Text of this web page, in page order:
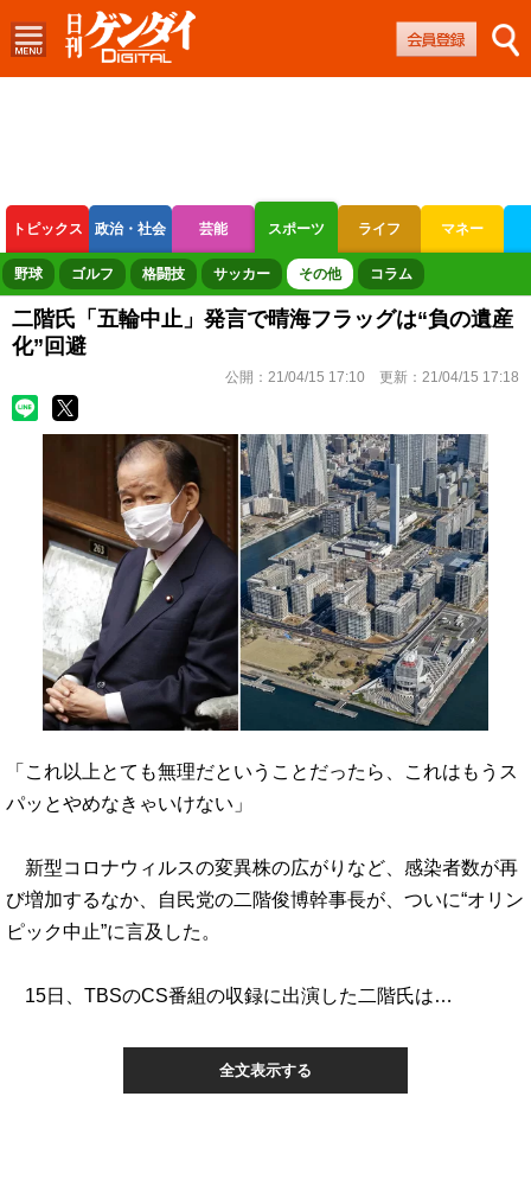
トピックス 政治・社会 芸能 スポーツ ライフ マネー
ボートレース 競輪 オートレース
野球 ゴルフ 格闘技 サッカー その他 コラム
二階氏「五輪中止」発言で晴海フラッグは“負の遺産
化”回避
公開： 21/04/15 17:10 更新： 21/04/15 17:18
「これ以上とても無理だということだったら、これはもうス
パッとやめなきゃいけない」
新型コロナウィルスの変異株の広がりなど、感染者数が再
び増加するなか、自民党の二階俊博幹事長が、ついに“オリン
ピック中止”に言及した。
15日、TBSのCS番組の収録に出演した二階氏は…
全文表示する